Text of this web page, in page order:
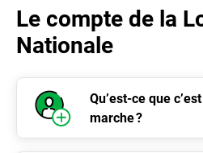
Le compte de la
Nationale
Qu’est-ce que
marche ?